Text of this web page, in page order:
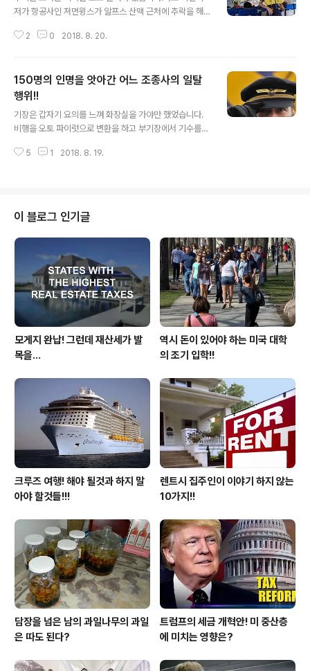
저가 항공사인 져먼윙스가 알프스 산맥 근처에 추락을 해
어느 곳에서 사라져 많은 인명이 흔적도 없이 사라진 또다
는 걱정을 하는 분들도 심심치 않게 생겨나고 있다고 합니
다. 항공기 사고는 육상에서 일어나는 자동차 사고보다 확
률이 훨씬 적습니다만 일단 사고가 나면 대형 사고라 적지
않는 인명이 목숨을 잃게 됩니다. 또한 이상하리 만큼 201
7~8년에 한국에서는 대형 사고가 자주 일어나 안전 교육
의 강화!! 공무원의 무사 안일주의 질타!! 그리고 국민 안전
2 0 2018. 8. 20.
150명의 인명을 앗아간 어느 조종사의 일탈
행위!!
기장은 갑자기 요의를 느껴 화장실을 가야만 했었습니다.
비행을 오토 파이럿으로 변환을 하고 부기장에서 기수를
으면서 부기장은 불순한 생각을 하게 된겁니다. 원래 그의
상공에서 급격하게 하강을 시도를 한겁니다. 이런 긴박한
상황을 눈치챈 기장은 조종실 문을 열려 했으나 때는 이미
늦었던 겁니다. 원래 조종실 문은 잠그지 않게 되어 있었습
니다. 그러나 9-11 테러 사건 이후 모든 항공기의 조종실은
안에서 잠그게끔 하여 테러리스트들의 조종실 침입을 못하
게 만들었는데 이것이 족쇄가 된것이 프..
5 1 2018. 8. 19.
이 블로그 인기글
모게지 완납! 그런데 재산세가 발
목을...
역시 돈이 있어야 하는 미국 대학
의 조기 입학!!
크루즈 여행! 해야 될것과 하지 말
아야 할것들!!!
렌트시 집주인이 이야기 하지 않는
10가지!!
담장을 넘은 남의 과일나무의 과일
은 따도 된다?
트럼프의 세금 개혁안! 미 중산층
에 미치는 영향은?